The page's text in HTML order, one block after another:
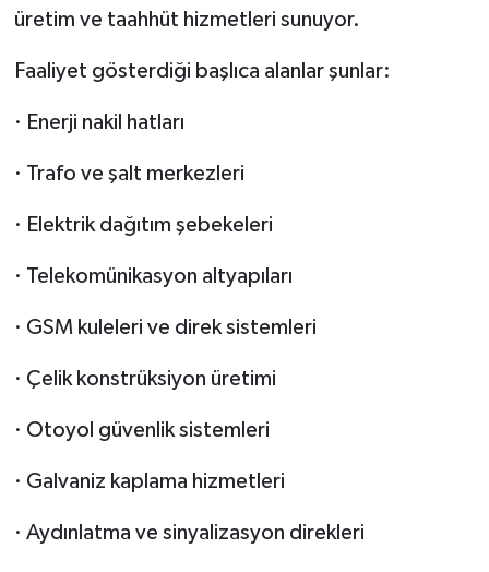
üretim ve taahhüt hizmetleri sunuyor.
Faaliyet gösterdiği başlıca alanlar şunlar:
· Enerji nakil hatları
· Trafo ve şalt merkezleri
· Elektrik dağıtım şebekeleri
· Telekomünikasyon altyapıları
· GSM kuleleri ve direk sistemleri
· Çelik konstrüksiyon üretimi
· Otoyol güvenlik sistemleri
· Galvaniz kaplama hizmetleri
· Aydınlatma ve sinyalizasyon direkleri